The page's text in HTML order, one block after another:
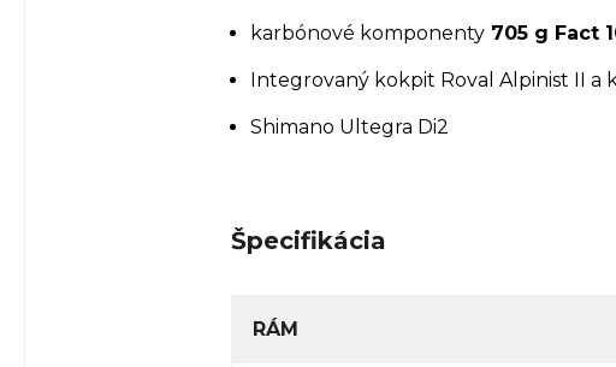
karbónové komponenty 705 g Fact
Integrovaný kokpit Roval Alpinist II a
Shimano Ultegra Di2
Špecifikácia
RÁM